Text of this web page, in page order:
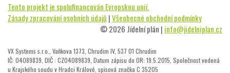
Tento projekt je spolufinancován Evropskou unií.
Zásady zpracování osobních údajů |Všeobecné obchodní podmínky
© 2026 Jídelní plán | info@jidelniplan.cz
VX Systems s.r.o., Vaňkova 1373, Chrudim IV, 537 01 Chrudim
IČ: 04089839, DIČ : CZ04089839, Datum zápisu do OR: 19.5.2015, Společnost vedená
u Krajského soudu v Hradci Králové, spisová značka C 35205